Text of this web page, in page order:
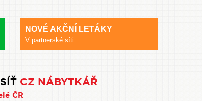
NOVÉ AKČNÍ LETÁKY
V partnerské síti
CZ NÁBYTKÁŘ
ČR